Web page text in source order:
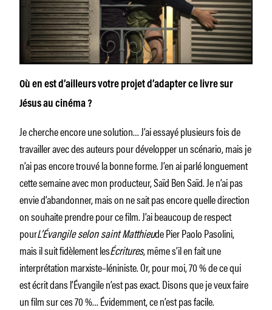
Où en est d’ailleurs votre projet d’adapter ce livre sur
Jésus au cinéma ?
Je cherche encore une solution… J’ai essayé plusieurs fois de
travailler avec des auteurs pour développer un scénario, mais je
n’ai pas encore trouvé la bonne forme. J’en ai parlé longuement
cette semaine avec mon producteur, Saïd Ben Saïd. Je n’ai pas
envie d’abandonner, mais on ne sait pas encore quelle direction
on souhaite prendre pour ce film. J’ai beaucoup de respect
pourL’Évangile selon saint Matthieude Pier Paolo Pasolini,
mais il suit fidèlement lesÉcritures, même s’il en fait une
interprétation marxiste–léniniste. Or, pour moi, 70 % de ce qui
est écrit dans l’Évangile n’est pas exact. Disons que je veux faire
un film sur ces 70 %… Évidemment, ce n’est pas facile.